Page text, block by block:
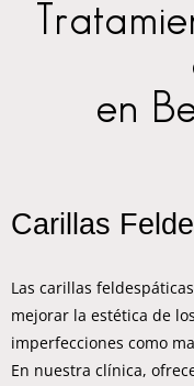
en
Carillas
Las carillas
mejorar la estética de
imperfecciones como
En nuestra clínica,